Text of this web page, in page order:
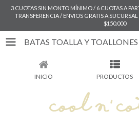
3 CUOTAS SIN MONTO MÍNIMO / 6 CUOTAS A
TRANSFERENCIA / ENVIOS GRATIS A SUCURSAL
$150.000
BATAS TOALLA Y TOALLONES
INICIO PRODUCTOS